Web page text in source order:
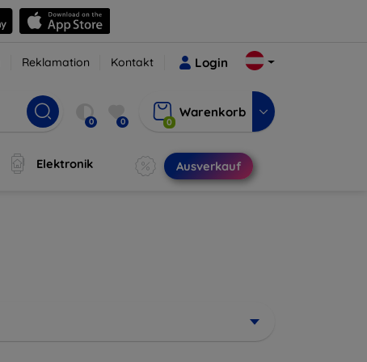
Reklamation Kontakt Login
0 0 0
Warenkorb
Elektronik Ausverkauf